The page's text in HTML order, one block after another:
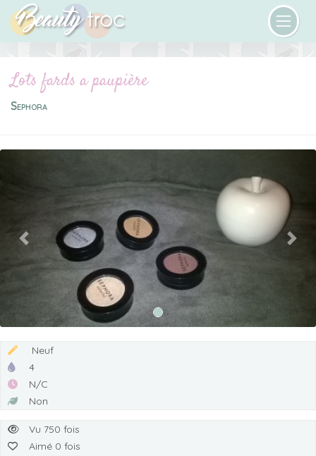
Lots fards a paupière
Sephora
Previous Next
Neuf
4
N/C
Non
Vu 750 fois
Aimé 0 fois